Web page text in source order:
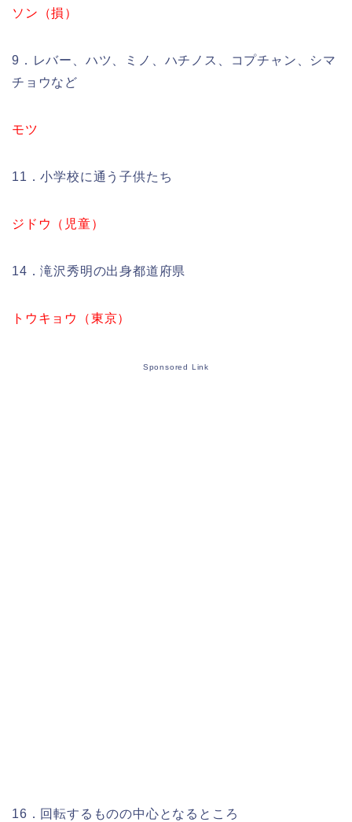
ソン（損）
9．レバー、ハツ、ミノ、ハチノス、コプチャン、シマ
チョウなど
モツ
11．小学校に通う子供たち
ジドウ（児童）
14．滝沢秀明の出身都道府県
トウキョウ（東京）
Sponsored Link
16．回転するものの中心となるところ